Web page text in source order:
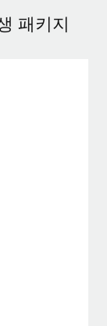
면서, 기업들
중요해졌습
...
패키지